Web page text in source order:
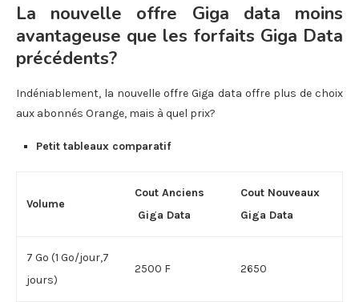
La nouvelle offre Giga data moins
avantageuse que les forfaits Giga Data
précédents?
Indéniablement, la nouvelle offre Giga data offre plus de choix
aux abonnés Orange, mais à quel prix?
Petit tableaux comparatif
Volume
Cout Anciens
Giga Data
Cout Nouveaux
Giga Data
7 Go (1 Go/jour,7
jours)
2500 F 2650